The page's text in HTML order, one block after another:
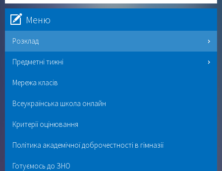
Меню
Розклад
Предметні тижні
Мережа класів
Всеукраїнська школа онлайн
Критерії оцінювання
Політика академічної доброчестності в гімназії
Готуємось до ЗНО